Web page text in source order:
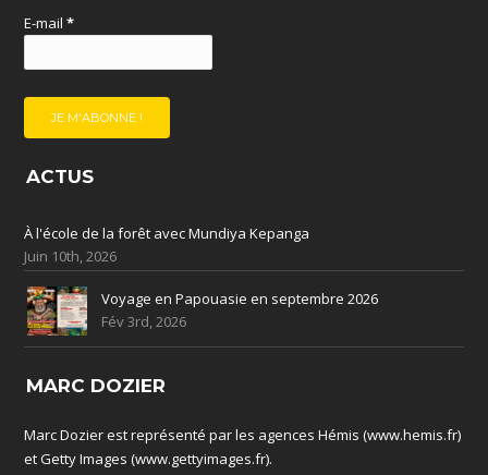
E-mail*
ACTUS
À l'école de la forêt avec Mundiya Kepanga
Juin 10th, 2026
Voyage en Papouasie en septembre 2026
Fév 3rd, 2026
MARC DOZIER
Marc Dozier est représenté par les agences Hémis (www.hemis.fr)
et Getty Images (www.gettyimages.fr).